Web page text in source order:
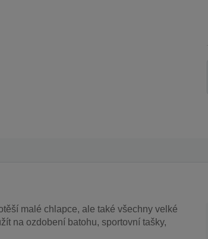
malé chlapce, ale také všechny velké
na ozdobení batohu, sportovní tašky,